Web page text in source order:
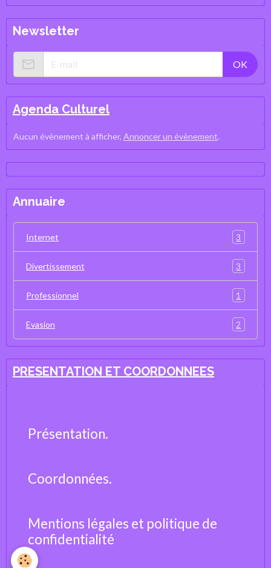
Newsletter
OK
Agenda Culturel
Aucun évènement à afficher, Annoncer un évènement.
Annuaire
Internet 3
Divertissement 3
Professionnel 1
Evasion 2
PRESENTATION ET COORDONNEES
Présentation.
Coordonnées.
Mentions légales et politique de
confidentialité